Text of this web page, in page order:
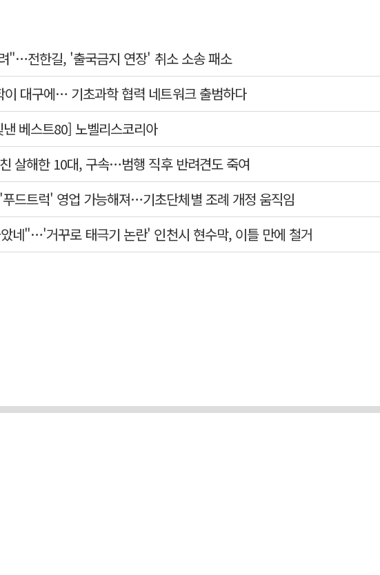
"…전한길, '출국금지 연장' 취소 소송 패소
이 대구에… 기초과학 협력 네트워크 출범하다
베스트80] 노벨리스코리아
살해한 10대, 구속…범행 직후 반려견도 죽여
드트럭' 영업 가능해져…기초단체별 조례 개정 움직임
네"…'거꾸로 태극기 논란' 인천시 현수막, 이틀 만에 철거